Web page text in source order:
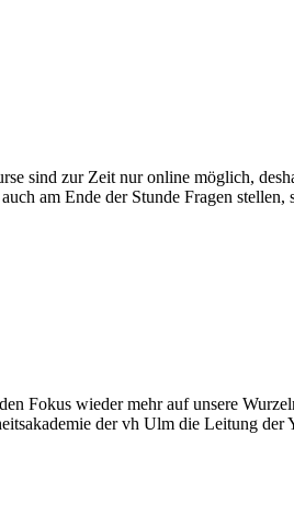
sind zur Zeit nur online möglich,
am Ende der Stunde Fragen stellen,
Fokus wieder mehr auf unsere
der vh Ulm die Leitung der